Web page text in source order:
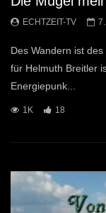
ECHTZEIT-TV
Des Wandern ist
für Helmuth Breitler
Energiepunk...
1K 18